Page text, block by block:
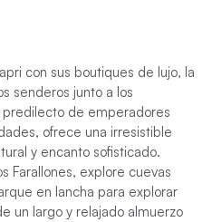
con sus boutiques de lujo, la
senderos junto a los
de emperadores
ofrece una irresistible
y encanto sofisticado.
Farallones, explore cuevas
en lancha para explorar
un largo y relajado almuerzo